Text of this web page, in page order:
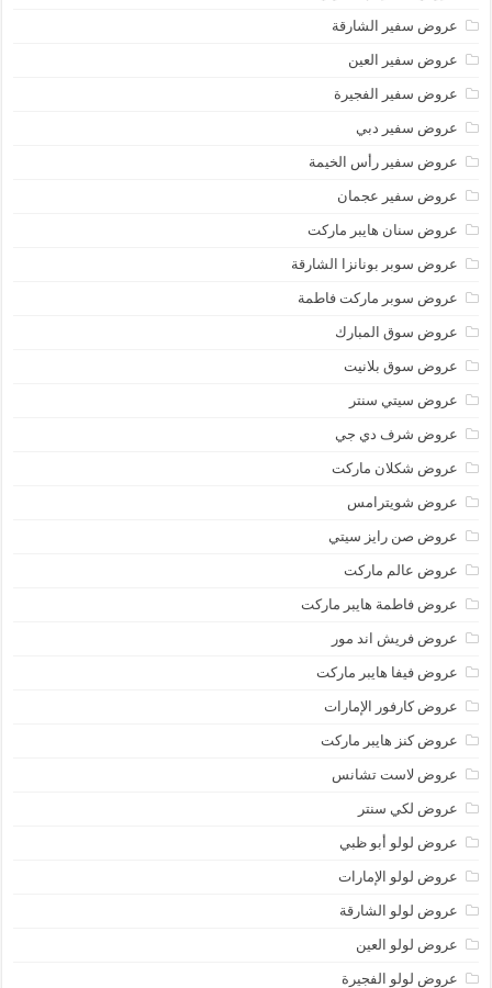
عروض سفير الشارقة
عروض سفير العين
عروض سفير الفجيرة
عروض سفير دبي
عروض سفير رأس الخيمة
عروض سفير عجمان
عروض سنان هايبر ماركت
عروض سوبر بونانزا الشارقة
عروض سوبر ماركت فاطمة
عروض سوق المبارك
عروض سوق بلانيت
عروض سيتي سنتر
عروض شرف دي جي
عروض شكلان ماركت
عروض شويترامس
عروض صن رايز سيتي
عروض عالم ماركت
عروض فاطمة هايبر ماركت
عروض فريش اند مور
عروض فيفا هايبر ماركت
عروض كارفور الإمارات
عروض كنز هايبر ماركت
عروض لاست تشانس
عروض لكي سنتر
عروض لولو أبو ظبي
عروض لولو الإمارات
عروض لولو الشارقة
عروض لولو العين
عروض لولو الفجيرة